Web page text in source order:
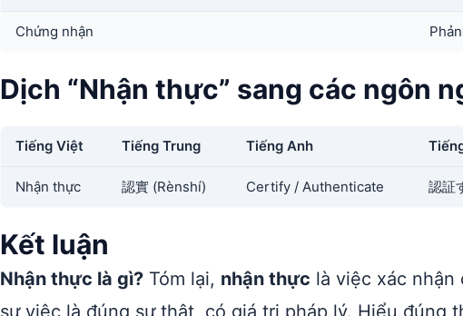
Chứng nhận
Dịch “Nhận thực” sang các ngôn
Tiếng Việt Tiếng Trung Tiếng Anh
Nhận thực 認實 (Rènshí) Certify / Authenticate 認証
Kết luận
Nhận thực là gì? Tóm lại, nhận thực là việc xác
sự việc là đúng sự thật, có giá trị pháp lý. Hiểu đúng